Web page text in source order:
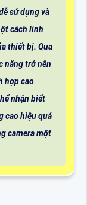
sử dụng và
cách linh
thiết bị. Qua
năng trở nên
hợp cao
nhận biết
cao hiệu quả
camera một